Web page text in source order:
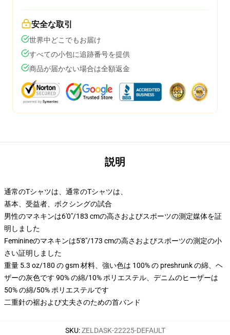
安全な取引
世界中どこでもお届け
すべての小包に追跡番号を提供
商品が届かない場合は全額返金
説明
通常のTシャツは、通常のTシャツは、
基本、受益者、ボクシングの試合
男性のマネキンは6'0"/183 cmの高さおよびスポーツの測定媒体を証
明しました
Feminineのマネキンは5'8"/173 cmの高さおよびスポーツの測定の小
さい証明しました
重量 5.3 oz/180 の gsm 材料、強い色は 100% の preshrunk の綿、ヘ
ザーの灰色です 90% の綿/10% ポリエステル、デニムのヒーザーは
50% の綿/50% ポリエステルです
二重針の裾および丈夫さのための首バンド
SKU:ZELDASK-22225-DEFAULT